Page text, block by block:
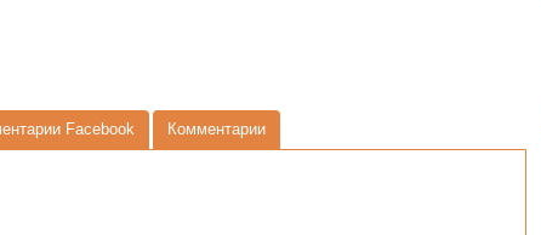
Facebook Комментарии